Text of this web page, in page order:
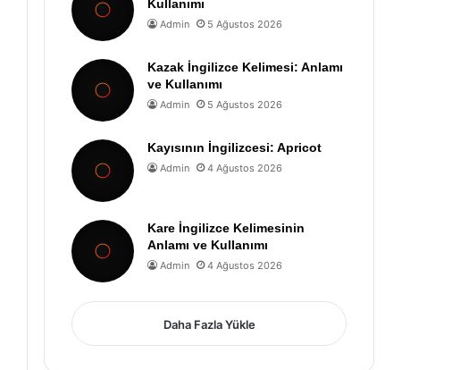
Kullanımı
Admin 5 Ağustos 2026
Kazak İngilizce Kelimesi: Anlamı
ve Kullanımı
Admin 5 Ağustos 2026
Kayısının İngilizcesi: Apricot
Admin 4 Ağustos 2026
Kare İngilizce Kelimesinin
Anlamı ve Kullanımı
Admin 4 Ağustos 2026
Daha Fazla Yükle